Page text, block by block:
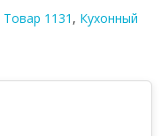
Товар 1131 , Кухонный